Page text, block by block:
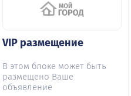
VIP размещение
В этом блоке может быть
размещено Ваше
объявление